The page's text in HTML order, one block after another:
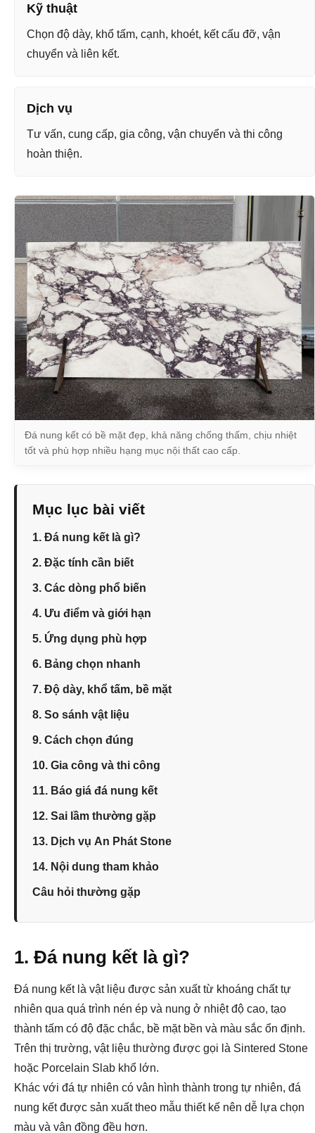
Kỹ thuật
Chọn độ dày, khổ tấm, cạnh, khoét, kết cấu đỡ, vận
chuyển và liên kết.
Dịch vụ
Tư vấn, cung cấp, gia công, vận chuyển và thi công
hoàn thiện.
Đá nung kết có bề mặt đẹp, khả năng chống thấm, chịu nhiệt
tốt và phù hợp nhiều hạng mục nội thất cao cấp.
Mục lục bài viết
1. Đá nung kết là gì?
2. Đặc tính cần biết
3. Các dòng phổ biến
4. Ưu điểm và giới hạn
5. Ứng dụng phù hợp
6. Bảng chọn nhanh
7. Độ dày, khổ tấm, bề mặt
8. So sánh vật liệu
9. Cách chọn đúng
10. Gia công và thi công
11. Báo giá đá nung kết
12. Sai lầm thường gặp
13. Dịch vụ An Phát Stone
14. Nội dung tham khảo
Câu hỏi thường gặp
1. Đá nung kết là gì?
Đá nung kết là vật liệu được sản xuất từ khoáng chất tự
nhiên qua quá trình nén ép và nung ở nhiệt độ cao, tạo
thành tấm có độ đặc chắc, bề mặt bền và màu sắc ổn định.
Trên thị trường, vật liệu thường được gọi là Sintered Stone
hoặc Porcelain Slab khổ lớn.
Khác với đá tự nhiên có vân hình thành trong tự nhiên, đá
nung kết được sản xuất theo mẫu thiết kế nên dễ lựa chọn
màu và vân đồng đều hơn.